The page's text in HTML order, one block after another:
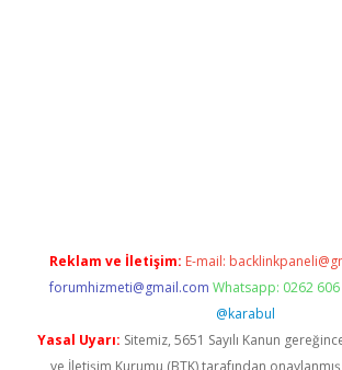
Reklam ve İletişim: E-mail:
forumhizmeti@gmail.com Whatsapp: 0262
@karabul
Yasal Uyarı: Sitemiz, 5651 Sayılı Kanun
ve İletişim Kurumu (BTK) tarafından onaylanmış